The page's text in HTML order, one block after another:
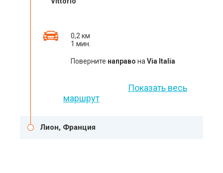
0,2 км
1 мин.
Поверните направо на Via Italia
Показать весь
маршрут
Лион, Франция